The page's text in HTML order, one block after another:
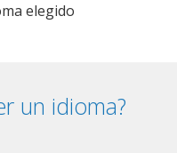
elegido
un idioma?